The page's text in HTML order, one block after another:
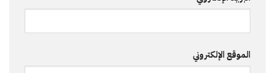
الموقع الإلكتروني